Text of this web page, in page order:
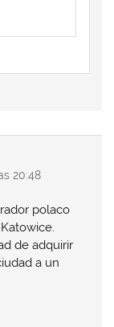
20:48
polaco
de adquirir
a un